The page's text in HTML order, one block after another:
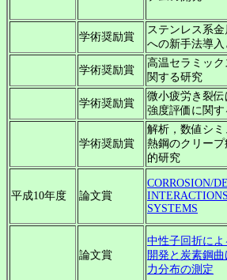
学術奨励賞
ステンレス系
への新手法導入
学術奨励賞
高温セラミッ
関する研究
学術奨励賞
微小疲労き裂
強度評価に関
学術奨励賞
解析，数値シ
熱鋼のクリー
的研究
平成10年度 論文賞
CORROSION/
SYSTEMS
論文賞
中性子回折に
開発と炭素鋼
力分布の測定